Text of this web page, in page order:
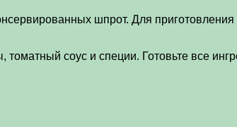
шпрот. Для
соус и специи. Готовьте все